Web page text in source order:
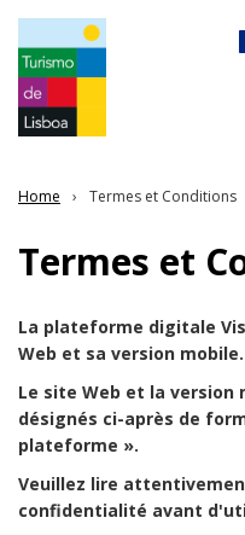
Home Termes et Conditions
Termes et
La plateforme digitale
Web et sa version mobile.
Le site Web et la version
désignés ci-après de
plateforme ».
Veuillez lire
confidentialité avant